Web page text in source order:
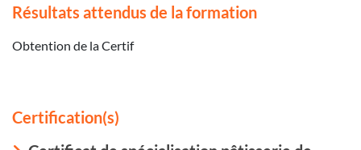
Résultats attendus de la formation
Obtention de la Certif
Certification(s)